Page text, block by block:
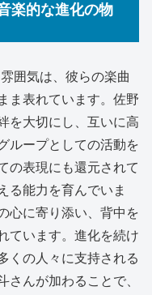
楽的な進化の物
囲気は、彼らの楽曲
ま表れています。佐野
を大切にし、互いに高
ループとしての活動を
の表現にも還元されて
る能力を育んでいま
心に寄り添い、背中を
ています。進化を続け
くの人々に支持される
さんが加わることで、